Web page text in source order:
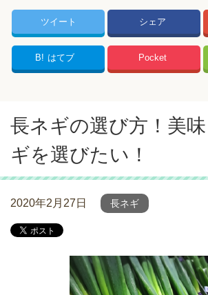
ツイート シェア
B! はてブ Pocket
長ネギの選び方！美
ギを選びたい！
2020年2月27日 長ネギ